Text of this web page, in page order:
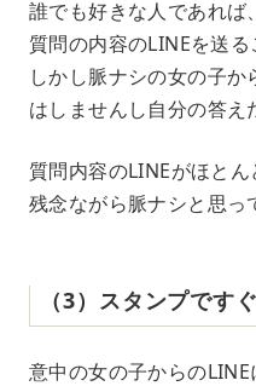
誰でも好きな人であれば
質問の内容のLINEを送る
しかし脈ナシの女の子
はしませんし自分の答え
質問内容のLINEがほとん
残念ながら脈ナシと思っ
（3）スタンプです
意中の女の子からの